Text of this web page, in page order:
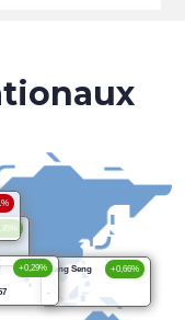
Hang Seng +0,66%
-
+0,29%